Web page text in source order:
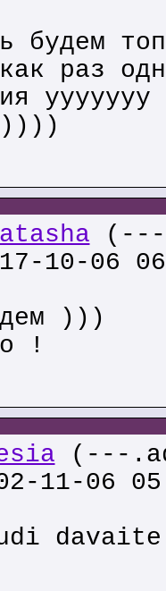
будем
раз
ууууууу
(---
10-06
)))
!
(---
11-06
davaite